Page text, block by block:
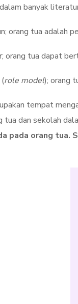
banyak
orang tua adalah
orang tua dapat
role model); orang
tempat
tua dan sekolah
pada orang